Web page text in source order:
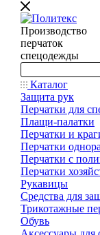
Производство
перчаток
спецодежды
Каталог
Защита рук
Перчатки для
Плащи-палатки
Перчатки и
Перчатки
Перчатки с
Перчатки
Рукавицы
Средства для
Трикотажные
Обувь